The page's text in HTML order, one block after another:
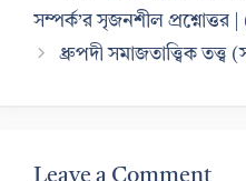
সম্পর্ক’র সৃজনশীল
ধ্রুপদী সমাজতাত্ত্বিক